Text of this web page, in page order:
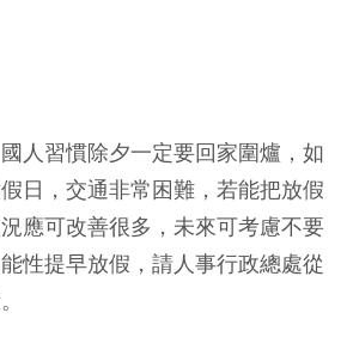
人習慣除夕一定要回家圍爐，如
日，交通非常困難，若能把放假
應可改善很多，未來可考慮不要
性提早放假，請人事行政總處從